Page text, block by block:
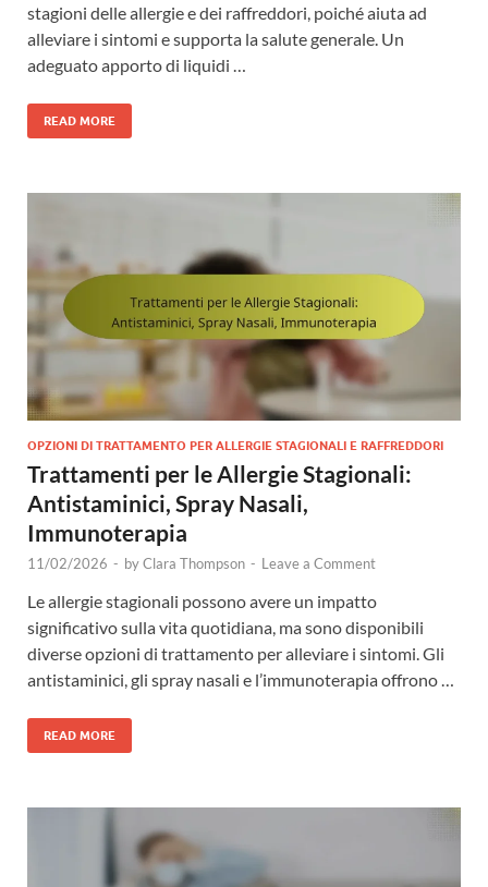
stagioni delle allergie e dei raffreddori, poiché aiuta ad
alleviare i sintomi e supporta la salute generale. Un
adeguato apporto di liquidi …
READ MORE
OPZIONI DI TRATTAMENTO PER ALLERGIE STAGIONALI E RAFFREDDORI
Trattamenti per le Allergie Stagionali:
Antistaminici, Spray Nasali,
Immunoterapia
11/02/2026 - byClara Thompson - Leave a Comment
Le allergie stagionali possono avere un impatto
significativo sulla vita quotidiana, ma sono disponibili
diverse opzioni di trattamento per alleviare i sintomi. Gli
antistaminici, gli spray nasali e l’immunoterapia offrono …
READ MORE